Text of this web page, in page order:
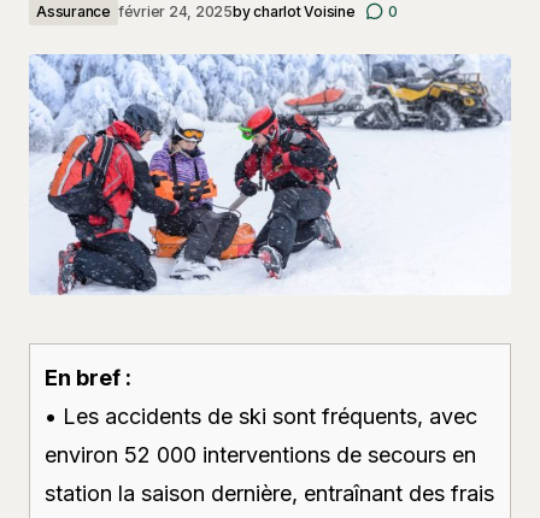
Assurance février 24, 2025bycharlot Voisine 0
En bref :
• Les accidents de ski sont fréquents, avec
environ 52 000 interventions de secours en
station la saison dernière, entraînant des frais